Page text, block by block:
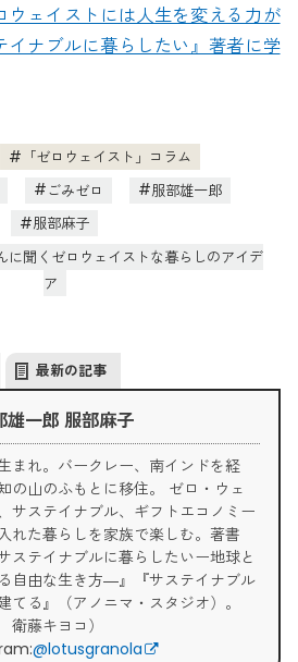
ウェイストには人生を変える力が
ナブルに暮らしたい』著者に学
「ゼロウェイスト」コラム
ごみゼロ
服部雄一郎
服部麻子
に聞くゼロウェイストな暮らしのアイデ
ア
最新の記事
雄一郎 服部麻子
まれ。バークレー、南インドを経
の山のふもとに移住。 ゼロ・ウェ
サステイナブル、ギフトエコノミー
れた暮らしを家族で楽しむ。著書
ステイナブルに暮らしたいー地球と
自由な生き方―』『サステイナブル
てる』（アノニマ・スタジオ）。
衛藤キヨコ）
@lotusgranola